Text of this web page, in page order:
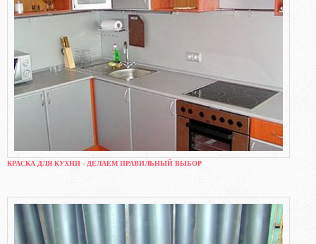
КРАСКА ДЛЯ КУХНИ - ДЕЛАЕМ ПРАВИЛЬНЫЙ ВЫБОР